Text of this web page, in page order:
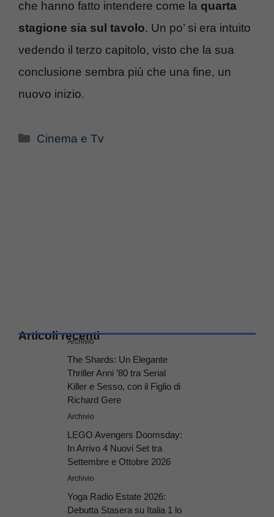
che hanno fatto intendere come la quarta
stagione sia sul tavolo. Un po’ si era intuito
vedendo il terzo capitolo, visto che la sua
conclusione sembra più che una fine, un
nuovo inizio.
Categorie
Cinema e Tv
Articoli recenti
Archivio
The Shards: Un Elegante
Thriller Anni ’80 tra Serial
Killer e Sesso, con il Figlio di
Richard Gere
Archivio
LEGO Avengers Doomsday:
In Arrivo 4 Nuovi Set tra
Settembre e Ottobre 2026
Archivio
Yoga Radio Estate 2026:
Debutta Stasera su Italia 1 lo